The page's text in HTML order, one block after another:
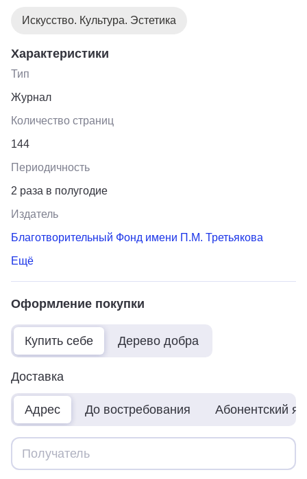
Искусство. Культура. Эстетика
Характеристики
Тип
Журнал
Количество страниц
144
Периодичность
2 раза в полугодие
Издатель
Благотворительный Фонд имени П.М. Третьякова
Ещё
Оформление покупки
Купить себе Дерево добра
Доставка
Адрес До востребования Абонентский